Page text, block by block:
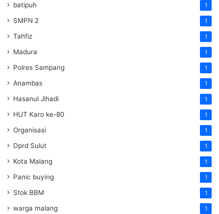
batipuh 1
SMPN 2 1
Tahfiz 1
Madura 1
Polres Sampang 1
Anambas 1
Hasanul Jihadi 1
HUT Karo ke-80 1
Organisasi 1
Dprd Sulut 1
Kota Malang 1
Panic buying 1
Stok BBM 1
warga malang 1